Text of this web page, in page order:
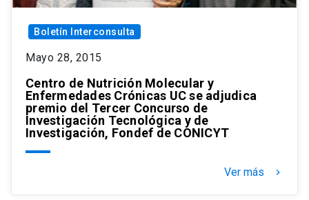
Boletín Interconsulta
Mayo 28, 2015
Centro de Nutrición Molecular y
Enfermedades Crónicas UC se adjudica
premio del Tercer Concurso de
Investigación Tecnológica y de
Investigación, Fondef de CONICYT
Ver más keyboard_arrow_right